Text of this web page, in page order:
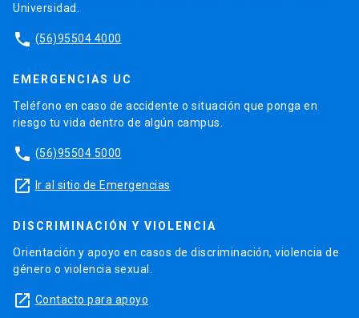
Universidad.
phone (56)95504 4000
EMERGENCIAS UC
Teléfono en caso de accidente o situación que ponga en
riesgo tu vida dentro de algún campus.
phone (56)95504 5000
launch Ir al sitio de Emergencias
DISCRIMINACIÓN Y VIOLENCIA
Orientación y apoyo en casos de discriminación, violencia de
género o violencia sexual.
launch Contacto para apoyo